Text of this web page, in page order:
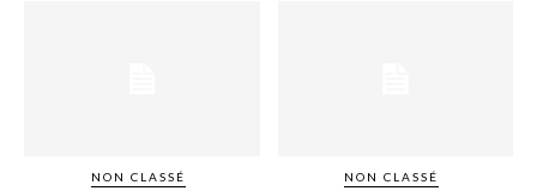
NON CLASSÉ NON CLASSÉ